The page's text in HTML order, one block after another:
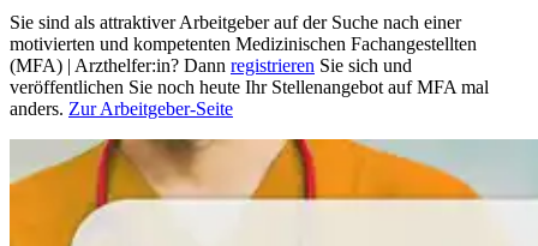
Sie sind als attraktiver Arbeitgeber auf der Suche nach einer
motivierten und kompetenten Medizinischen Fachangestellten
(MFA) | Arzthelfer:in? Dann registrieren Sie sich und
veröffentlichen Sie noch heute Ihr Stellenangebot auf MFA mal
anders. Zur Arbeitgeber-Seite